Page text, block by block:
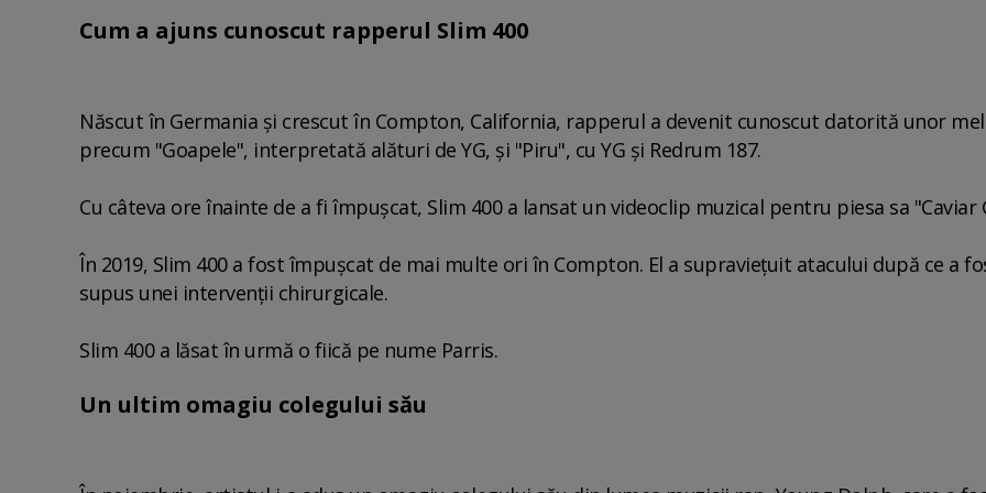
Cum a ajuns cunoscut rapperul Slim 400
Născut în Germania şi crescut în Compton, California, rapperul a devenit cunoscut datorită unor
precum "Goapele", interpretată alături de YG, şi "Piru", cu YG şi Redrum 187.
Cu câteva ore înainte de a fi împuşcat, Slim 400 a lansat un videoclip muzical pentru piesa sa "Caviar
În 2019, Slim 400 a fost împuşcat de mai multe ori în Compton. El a supravieţuit atacului după ce a
supus unei intervenţii chirurgicale.
Slim 400 a lăsat în urmă o fiică pe nume Parris.
Un ultim omagiu colegului său